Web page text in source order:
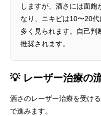
しますが、酒さには面
なり、ニキビは10〜20
多く見られます。自己判
推奨されます。
💡 レーザー治療の
酒さのレーザー治療を受け
で進みます。